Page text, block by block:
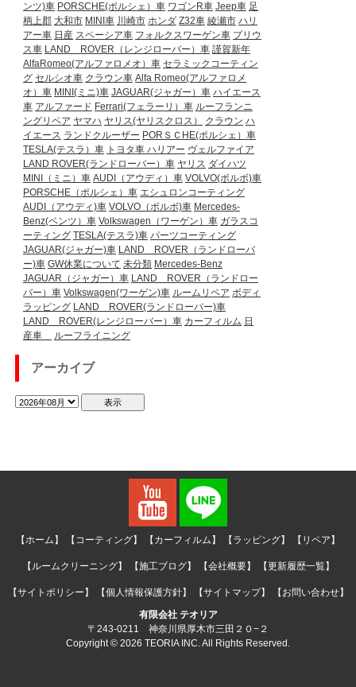
ンツ)車 PORSCHE(ポルシェ）車 ワゴンR車 Jeep車 足
柄上郡 大和市 MINI車 川崎市 ホンダ Z32車 綾瀬市 ハリ
アー車 日産 スペーシア車 フォルクスワーゲン車 プリウ
ス車 LAND ROVER（レンジローバー）車 謹賀新年
AlfaRomeo(アルファロメオ）車 セラミックコーティン
グ セルシオ車 クラウン車 Alfa Romeo(アルファロメ
オ）車 MINI(ミニ)車 JAGUAR(ジャガー）車 ハイエース
車 アルファード Ferrari(フェラーリ）車 ルーフランニ
ングリペア ヤマハ ヤリス(ヤリスクロス） クラウン ハ
イエース ランドクルーザー PORＳＣHE(ポルシェ）車
TESLA(テスラ）車 トヨタ車 ハリアー ヴェルファイア
LAND ROVER(ランドローバー）車 ヤリス ダイハツ
MINI（ミニ）車 AUDI（アウディ）車 VOLVO(ボルボ)車
PORSCHE（ポルシェ）車 エシュロンコーティング
AUDI（アウディ)車 VOLVO（ボルボ)車 Mercedes-
Benz(ベンツ）車 Volkswagen（ワーゲン）車 ガラスコ
ーティング TESLA(テスラ)車 パーツコーティング
JAGUAR(ジャガー)車 LAND ROVER（ランドローバ
ー)車 GW休業について 未分類 Mercedes-Benz
JAGUAR（ジャガー）車 LAND ROVER（ランドロー
バー）車 Volkswagen(ワーゲン)車 ルームリペア ボディ
ラッピング LAND ROVER(ランドローバー)車
LAND ROVER(レンジローバー）車 カーフィルム 日
産車
ルーフライニング
アーカイブ
【ホーム】 【コーティング】 【カーフィルム】 【ラッピング】 【リペア】
【ルームクリーニング】 【施工ブログ】 【会社概要】 【更新履歴一覧】
【サイトポリシー】 【個人情報保護方針】 【サイトマップ】
【お問い合わせ】
有限会社 テオリア
〒243-0211 神奈川県厚木市三田２０−２
Copyright © 2026 TEORIA INC. All Rights Reserved.